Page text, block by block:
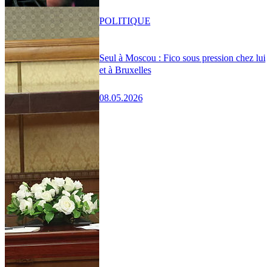
Seul à Moscou : Fico sous pression chez lui
et à Bruxelles
08.05.2026
POLITIQUE